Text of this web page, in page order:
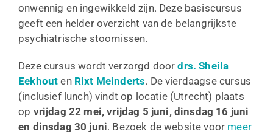
onwennig en ingewikkeld zijn. Deze basiscursus
geeft een helder overzicht van de belangrijkste
psychiatrische stoornissen.
Deze cursus wordt verzorgd doordrs. Sheila
EekhoutenRixt Meinderts. De vierdaagse cursus
(inclusief lunch) vindt op locatie (Utrecht) plaats
op vrijdag 22 mei, vrijdag 5 juni, dinsdag 16 juni
en dinsdag 30 juni. Bezoek de website voor meer